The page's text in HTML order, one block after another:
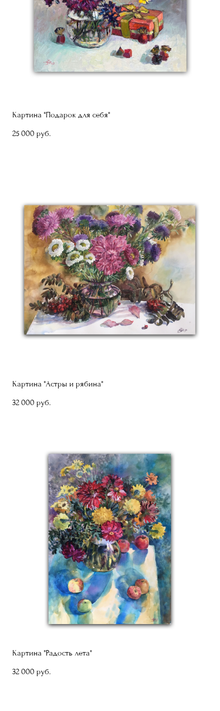
Картина "Подарок для себя"
25 000 pуб.
Картина "Астры и рябина"
32 000 pуб.
Картина "Радость лета"
32 000 pуб.